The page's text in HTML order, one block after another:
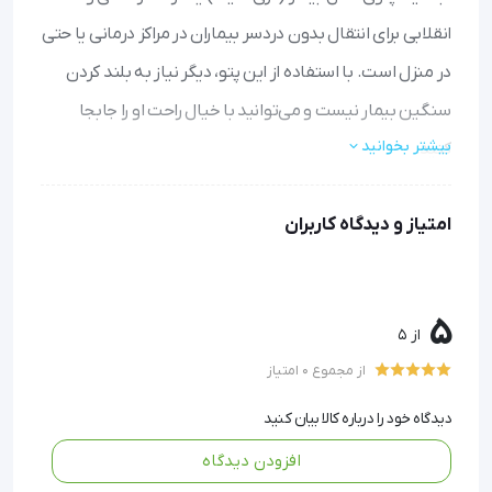
انقلابی برای انتقال بدون دردسر بیماران در مراکز درمانی یا حتی
در منزل است. با استفاده از این پتو، دیگر نیاز به بلند کردن
سنگین بیمار نیست و می‌توانید با خیال راحت او را جابجا
کنید.
راحتی و حتی توسط یک نفر می‌توان بیمار را روی تخت جابجا یا
آلودگی‌ها را جذب نمی‌کند و به راحتی تمیز می‌شود، بنابراین
بهداشتی و مناسب برای استفاده‌های مکرر است.
جمع‌وجوی سریع و قابل حمل:پس از استفاده به سرعت جمع
بیشتر بخوانید
امتیاز و دیدگاه کاربران
5 از 5
از مجموع 0 امتیاز
دیدگاه خود را درباره کالا بیان کنید
افزودن دیدگاه